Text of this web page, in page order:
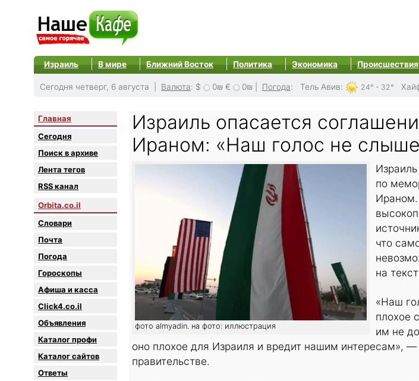
Израиль В мире Ближний Восток Политика Экономика Происшествия
Сегодня четверг, 6 августа | Валюта: $ 0₪ € 0₪ Погода: Тель Авив: 24° - 32°
Главная
Сегодня
Поиск в архиве
Лента тегов
RSS канал
Orbita.co.il
Словари
Почта
Погода
Гороскопы
Афиша и касса
Click4.co.il
Объявления
Каталог профи
Каталог сайтов
Oтветы
Израиль опасается
Ираном: «Наш голос не
фото almyadin. на фото: иллюстрация
по
что
на
«Наш
плохое
им не
оно плохое для Израиля и вредит нашим интересам», —
правительстве.